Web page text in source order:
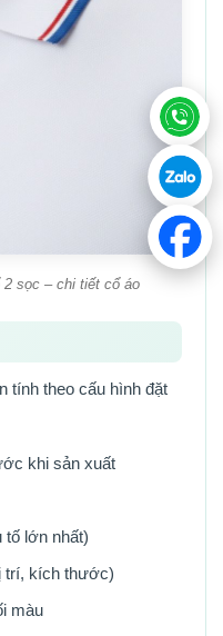
2 sọc – chi tiết cổ áo
tính theo cấu hình đặt
khi sản xuất
tố lớn nhất)
trí, kích thước)
màu